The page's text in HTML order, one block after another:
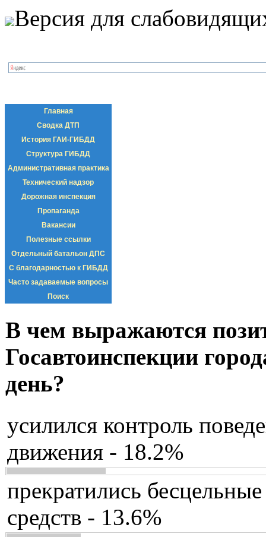
Версия для
Главная
Сводка ДТП
История ГАИ-ГИБДД
Структура ГИБДД
Административная практика
Технический надзор
Дорожная инспекция
Пропаганда
Вакансии
Полезные ссылки
Отдельный батальон ДПС
С благодарностью к ГИБДД
Часто задаваемые вопросы
Поиск
В чем выражаются
Госавтоинспекции
день?
усилился контроль
движения - 18.2%
прекратились
средств - 13.6%